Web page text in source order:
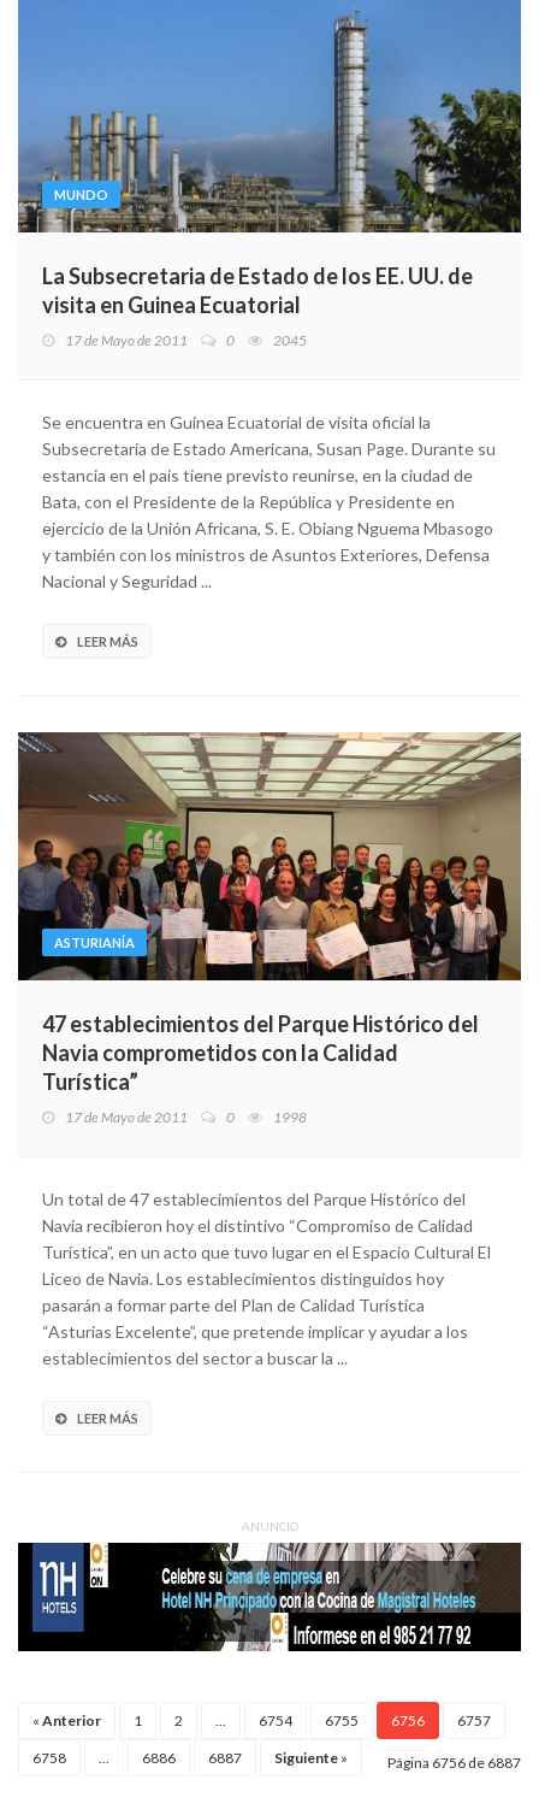
MUNDO
La Subsecretaria de Estado de los EE. UU. de
visita en Guinea Ecuatorial
17 de Mayo de 2011 0 2045
Se encuentra en Guinea Ecuatorial de visita oficial la
Subsecretaria de Estado Americana, Susan Page. Durante su
estancia en el país tiene previsto reunirse, en la ciudad de
Bata, con el Presidente de la República y Presidente en
ejercicio de la Unión Africana, S. E. Obiang Nguema Mbasogo
y también con los ministros de Asuntos Exteriores, Defensa
Nacional y Seguridad ...
LEER MÁS
ASTURIANÍA
47 establecimientos del Parque Histórico del
Navia comprometidos con la Calidad
Turística”
17 de Mayo de 2011 0 1998
Un total de 47 establecimientos del Parque Histórico del
Navia recibieron hoy el distintivo “Compromiso de Calidad
Turística”, en un acto que tuvo lugar en el Espacio Cultural El
Liceo de Navia. Los establecimientos distinguidos hoy
pasarán a formar parte del Plan de Calidad Turística
“Asturias Excelente”, que pretende implicar y ayudar a los
establecimientos del sector a buscar la ...
LEER MÁS
ANUNCIO
« Anterior 1 2 6754 6755 6756 6757
6758 6886 6887 Siguiente » Página 6756 de 6887